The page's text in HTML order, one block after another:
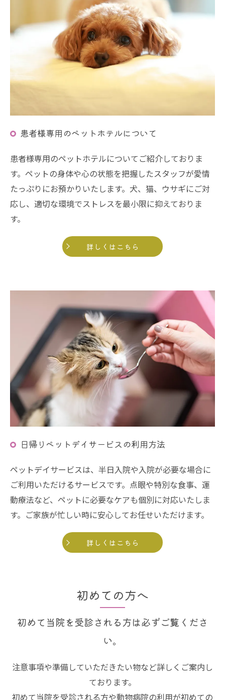
患者様専用のペットホテルについて
患者様専用のペットホテルについてご紹介しておりま
す。ペットの身体や心の状態を把握したスタッフが愛情
たっぷりにお預かりいたします。犬、猫、ウサギにご対
応し、適切な環境でストレスを最小限に抑えておりま
す。
詳しくはこちら
日帰りペットデイサービスの利用方法
ペットデイサービスは、半日入院や入院が必要な場合に
ご利用いただけるサービスです。点眼や特別な食事、運
動療法など、ペットに必要なケアも個別に対応いたしま
す。ご家族が忙しい時に安心してお任せいただけます。
詳しくはこちら
初めての方へ
初めて当院を受診される方は必ずご覧くださ
い。
注意事項や準備していただきたい物など詳しくご案内し
ております。
初めて当院を受診される方や動物病院の利用が初めての